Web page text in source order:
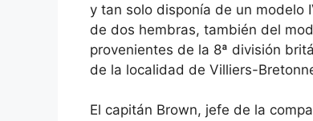
y tan solo disponía de un modelo
de dos hembras, también del
provenientes de la 8ª división
de la localidad de Villiers-
El capitán Brown, jefe de la